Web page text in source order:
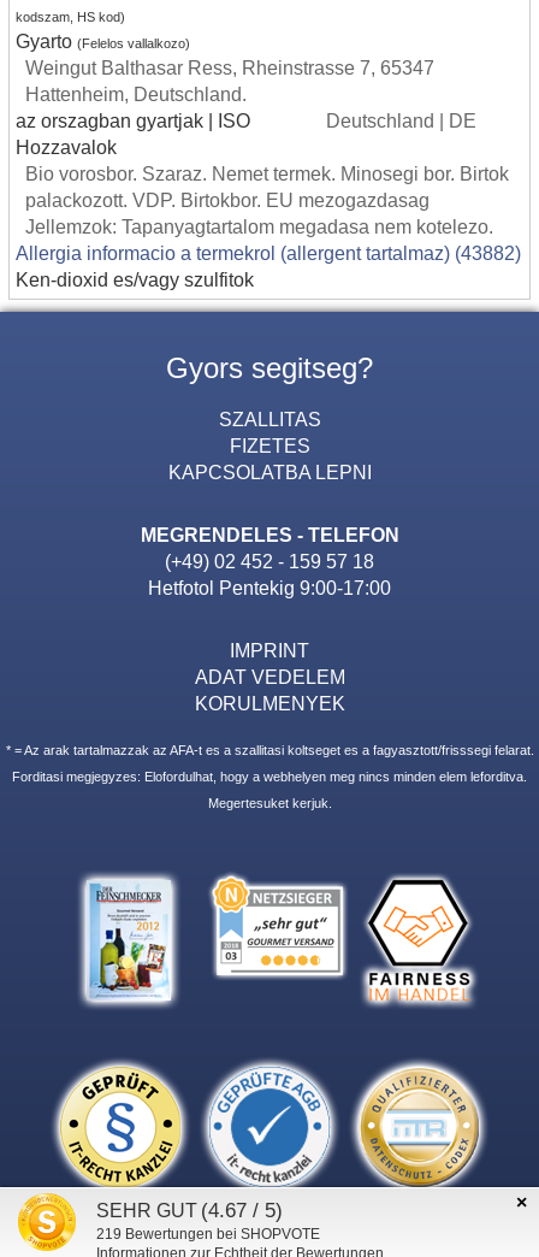
kodszam, HS kod)
Gyarto (Felelos vallalkozo)
Weingut Balthasar Ress, Rheinstrasse 7, 65347
Hattenheim, Deutschland.
az orszagban gyartjak | ISO
Deutschland | DE
Hozzavalok
Bio vorosbor. Szaraz. Nemet termek. Minosegi bor. Birtok
palackozott. VDP. Birtokbor. EU mezogazdasag
Jellemzok: Tapanyagtartalom megadasa nem kotelezo.
Allergia informacio a termekrol (allergent tartalmaz) (43882)
Ken-dioxid es/vagy szulfitok
Gyors segitseg?
SZALLITAS
FIZETES
KAPCSOLATBA LEPNI
MEGRENDELES - TELEFON
(+49) 02 452 - 159 57 18
Hetfotol Pentekig 9:00-17:00
IMPRINT
ADAT VEDELEM
KORULMENYEK
* = Az arak tartalmazzak az AFA-t es a szallitasi koltseget es a fagyasztott/frisssegi felarat.
Forditasi megjegyzes: Elofordulhat, hogy a webhelyen meg nincs minden elem leforditva.
Megertesuket kerjuk.
×
SEHR GUT (4.67 / 5)
219 Bewertungen bei SHOPVOTE
Informationen zur Echtheit der Bewertungen